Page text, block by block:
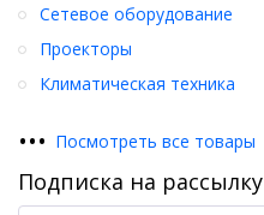
Сетевое оборудование
Проекторы
Климатическая техника
••• Посмотреть все товары
Подписка на рассылку